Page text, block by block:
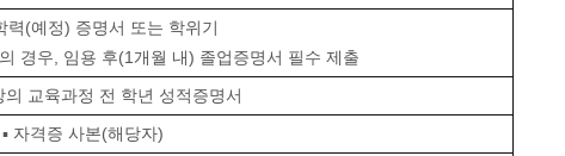
력(예정) 증명서 또는 학위기
경우, 임용 후(1개월 내) 졸업증명서 필수 제출
의 교육과정 전 학년 성적증명서
▪ 자격증 사본(해당자)